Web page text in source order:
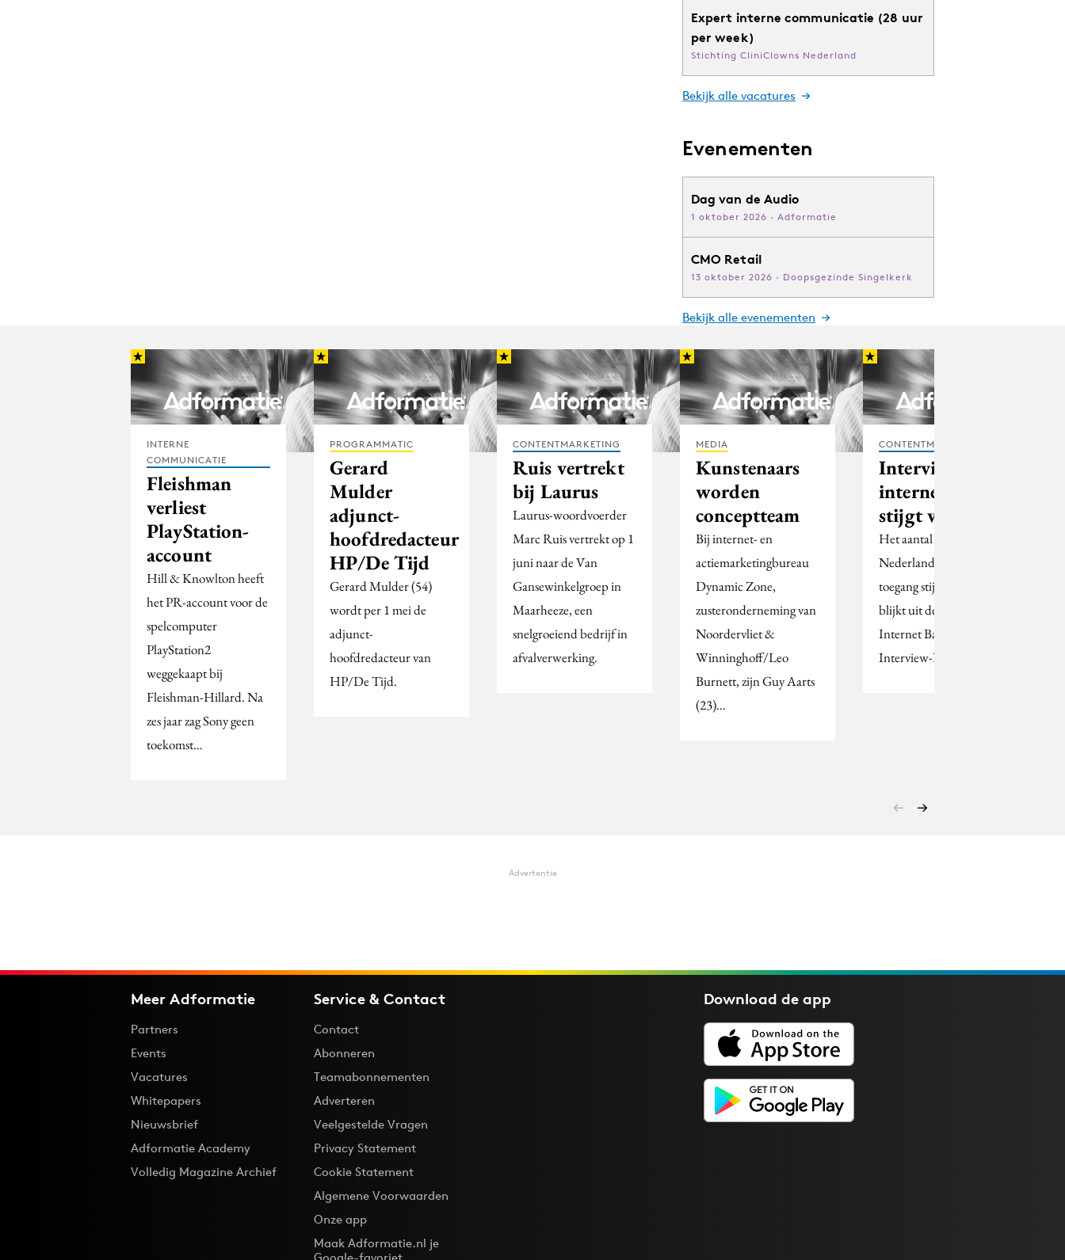
Expert interne communicatie (28 uur
per week)
Stichting CliniClowns Nederland
Bekijk alle vacatures
Evenementen
Dag van de Audio
1 oktober 2026 · Adformatie
CMO Retail
13 oktober 2026 · Doopsgezinde Singelkerk
Bekijk alle evenementen
INTERNE
COMMUNICATIE
Fleishman
verliest
PlayStation-
account
Hill & Knowlton heeft
het PR-account voor de
spelcomputer
PlayStation2
weggekaapt bij
Fleishman-Hillard. Na
zes jaar zag Sony geen
toekomst…
PROGRAMMATIC
Gerard
Mulder
adjunct-
hoofdredacteur
HP/De Tijd
Gerard Mulder (54)
wordt per 1 mei de
adjunct-
hoofdredacteur van
HP/De Tijd.
CONTENTMARKETING
Ruis vertrekt
bij Laurus
Laurus-woordvoerder
Marc Ruis vertrekt op 1
juni naar de Van
Gansewinkelgroep in
Maarheeze, een
snelgroeiend bedrijf in
afvalverwerking.
MEDIA
Kunstenaars
worden
conceptteam
Bij internet- en
actiemarketingbureau
Dynamic Zone,
zusteronderneming van
Noordervliet &
Winninghoff/Leo
Burnett, zijn Guy Aarts
(23)…
CONTENTMARKETING
Interview:
internetpenetratie
stijgt weer
Het aantal mensen in
Nederland met Internet
toegang stijgt weer, zo
blijkt uit de European
Internet Barometer van
Interview-NSS.
Advertentie
Meer Adformatie
Partners
Events
Vacatures
Whitepapers
Nieuwsbrief
Adformatie Academy
Volledig Magazine Archief
Service & Contact
Contact
Abonneren
Teamabonnementen
Adverteren
Veelgestelde Vragen
Privacy Statement
Cookie Statement
Algemene Voorwaarden
Onze app
Maak Adformatie.nl je
Download deapp